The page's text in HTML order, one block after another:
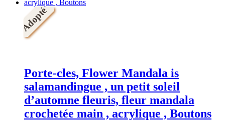
Adopté
Porte-cles, Flower Mandala is
salamandingue , un petit soleil
d’automne fleuris, fleur mandala
crochetée main , acrylique , Boutons